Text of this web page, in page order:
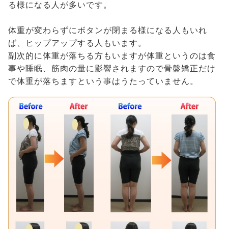
る様になる人が多いです。
体重が変わらずにボタンが閉まる様になる人もいれ
ば、ヒップアップする人もいます。
副次的に体重が落ちる方もいますが体重というのは食
事や睡眠、筋肉の量に影響されますので骨盤矯正だけ
で体重が落ちますという事はうたっていません。